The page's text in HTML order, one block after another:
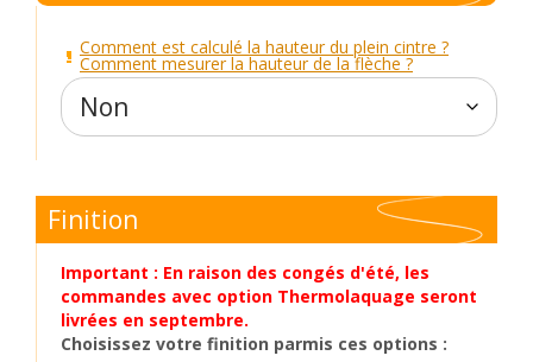
Comment est calculé la hauteur du plein cintre ?
Comment mesurer la hauteur de la flèche ?
Finition
Important : En raison des congés d'été, les
commandes avec option Thermolaquage seront
livrées en septembre.
Choisissez votre finition parmis ces options :